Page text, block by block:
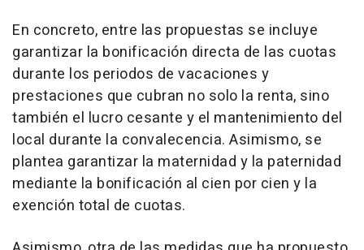
En concreto, entre las propuestas se incluye
garantizar la bonificación directa de las cuotas
durante los periodos de vacaciones y
prestaciones que cubran no solo la renta, sino
también el lucro cesante y el mantenimiento del
local durante la convalecencia. Asimismo, se
plantea garantizar la maternidad y la paternidad
mediante la bonificación al cien por cien y la
exención total de cuotas.